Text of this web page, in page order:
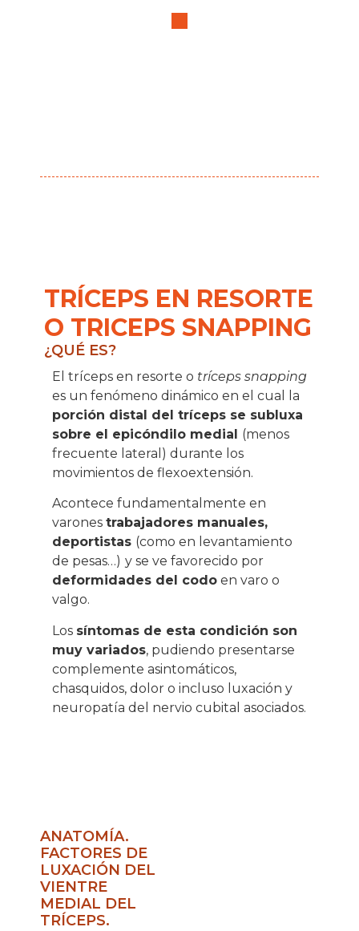
TRÍCEPS EN RESORTE
O TRICEPS SNAPPING
¿QUÉ ES?
El tríceps en resorte o tríceps snapping
es un fenómeno dinámico en el cual la
porción distal del tríceps se subluxa
sobre el epicóndilo medial (menos
frecuente lateral) durante los
movimientos de flexoextensión.
Acontece fundamentalmente en
varones trabajadores manuales,
deportistas (como en levantamiento
de pesas…) y se ve favorecido por
deformidades del codo en varo o
valgo.
Los síntomas de esta condición son
muy variados, pudiendo presentarse
complemente asintomáticos,
chasquidos, dolor o incluso luxación y
neuropatía del nervio cubital asociados.
ANATOMÍA.
FACTORES DE
LUXACIÓN DEL
VIENTRE
MEDIAL DEL
TRÍCEPS.